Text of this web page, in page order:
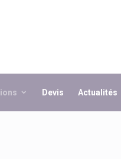
Devis Actualités